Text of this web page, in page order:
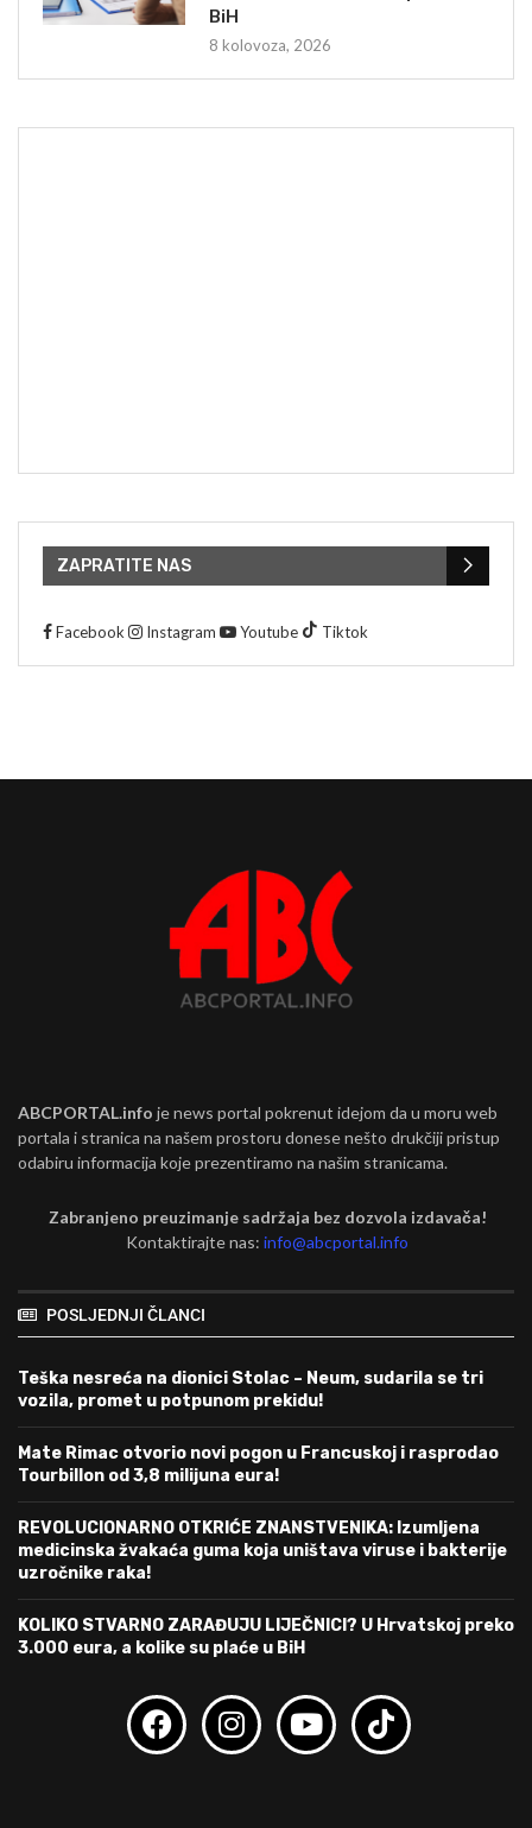
BiH
8 kolovoza, 2026
ZAPRATITE NAS
Facebook Instagram Youtube Tiktok
ABCPORTAL.info je news portal pokrenut idejom da u moru web
portala i stranica na našem prostoru donese nešto drukčiji pristup
odabiru informacija koje prezentiramo na našim stranicama.
Zabranjeno preuzimanje sadržaja bez dozvola izdavača!
Kontaktirajte nas:info@abcportal.info
POSLJEDNJI ČLANCI
Teška nesreća na dionici Stolac – Neum, sudarila se tri
vozila, promet u potpunom prekidu!
Mate Rimac otvorio novi pogon u Francuskoj i rasprodao
Tourbillon od 3,8 milijuna eura!
REVOLUCIONARNO OTKRIĆE ZNANSTVENIKA: Izumljena
medicinska žvakaća guma koja uništava viruse i bakterije
uzročnike raka!
KOLIKO STVARNO ZARAĐUJU LIJEČNICI? U Hrvatskoj preko
3.000 eura, a kolike su plaće u BiH